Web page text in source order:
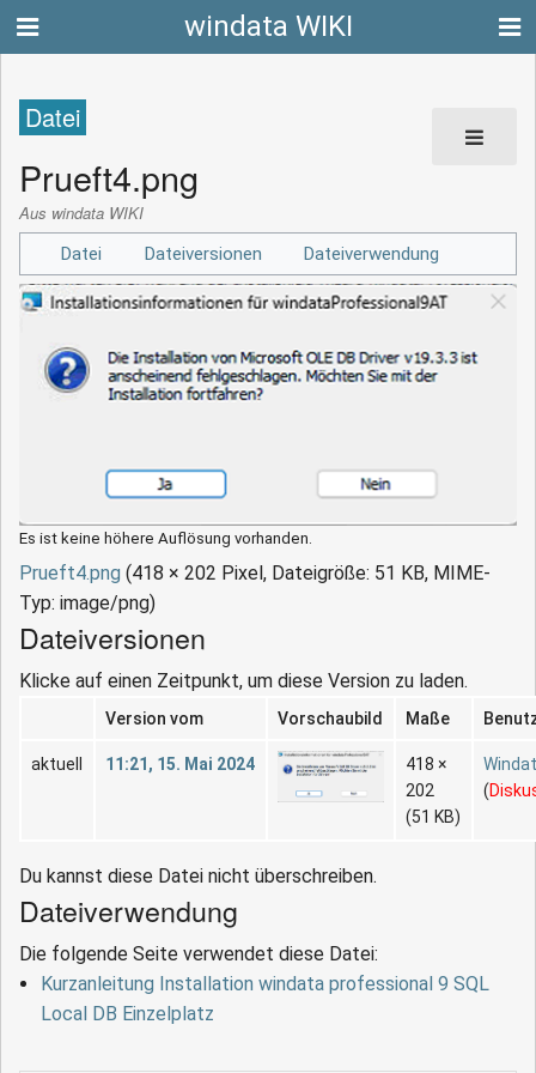
windata WIKI
Datei
Prueft4.png
Aus windata WIKI
Datei Dateiversionen Dateiverwendung
Es ist keine höhere Auflösung vorhanden.
Prueft4.png (418 × 202 Pixel, Dateigröße: 51 KB, MIME-
Typ: image/png)
Dateiversionen
Klicke auf einen Zeitpunkt, um diese Version zu laden.
Version vom Vorschaubild Maße
aktuell 11:21, 15. Mai 2024
418 ×
202
(51 KB)
(
Du kannst diese Datei nicht überschreiben.
Dateiverwendung
Die folgende Seite verwendet diese Datei:
Kurzanleitung Installation windata professional 9 SQL
Local DB Einzelplatz